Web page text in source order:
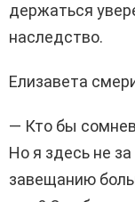
держаться
наследство.
Елизавета
— Кто бы
Но я здесь не
завещанию